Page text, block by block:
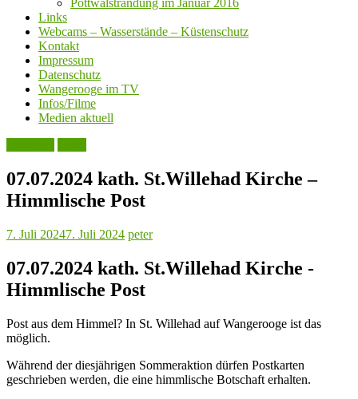
Pottwalstrandung im Januar 2016
Links
Webcams – Wasserstände – Küstenschutz
Kontakt
Impressum
Datenschutz
Wangerooge im TV
Infos/Filme
Medien aktuell
07.07.2024 kath. St.Willehad Kirche –
Himmlische Post
7. Juli 20247. Juli 2024 peter
07.07.2024 kath. St.Willehad Kirche -
Himmlische Post
Post aus dem Himmel? In St. Willehad auf Wangerooge ist das
möglich.
Während der diesjährigen Sommeraktion dürfen Postkarten
geschrieben werden, die eine himmlische Botschaft erhalten.